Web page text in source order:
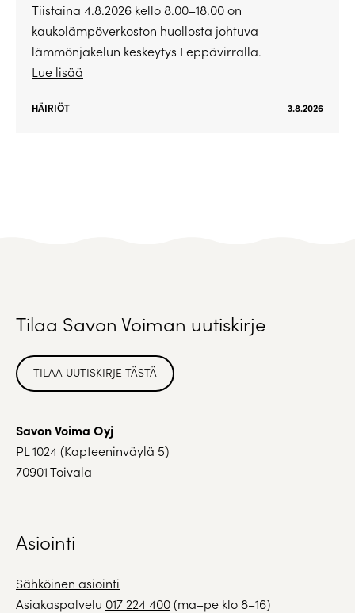
Tiistaina 4.8.2026 kello 8.00–18.00 on
kaukolämpöverkoston huollosta johtuva
lämmönjakelun keskeytys Leppävirralla.
Lue lisää
HÄIRIÖT 3.8.2026
Tilaa Savon Voiman uutiskirje
TILAA UUTISKIRJE TÄSTÄ
Savon Voima Oyj
PL 1024 (Kapteeninväylä 5)
70901 Toivala
Asiointi
Sähköinen asiointi
Asiakaspalvelu 017 224 400(ma–pe klo 8–16)